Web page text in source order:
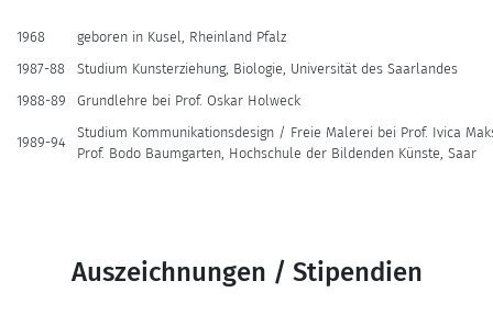
1968
geboren in Kusel, Rheinland Pfalz
1987-88
Studium Kunsterziehung, Biologie, Universität des Saarlandes
1988-89
Grundlehre bei Prof. Oskar Holweck
1989-94
Studium Kommunikationsdesign / Freie Malerei bei Prof. Ivica
Prof. Bodo Baumgarten, Hochschule der Bildenden Künste, Saar
Auszeichnungen / Stipendien